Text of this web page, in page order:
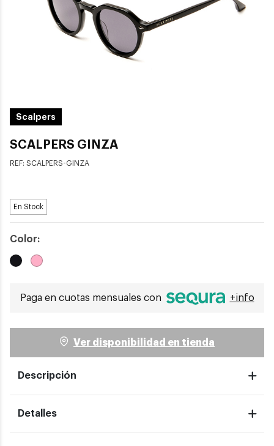
Scalpers
SCALPERS GINZA
REF: SCALPERS-GINZA
En Stock
Color:
Paga en cuotas mensuales con +info
Ver disponibilidad en tienda
Descripción
Detalles